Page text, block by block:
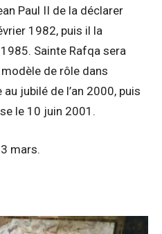
Paul II de la déclarer
1982, puis il la
Sainte Rafqa sera
de rôle dans
au jubilé de l’an 2000, puis
le 10 juin 2001.
mars.